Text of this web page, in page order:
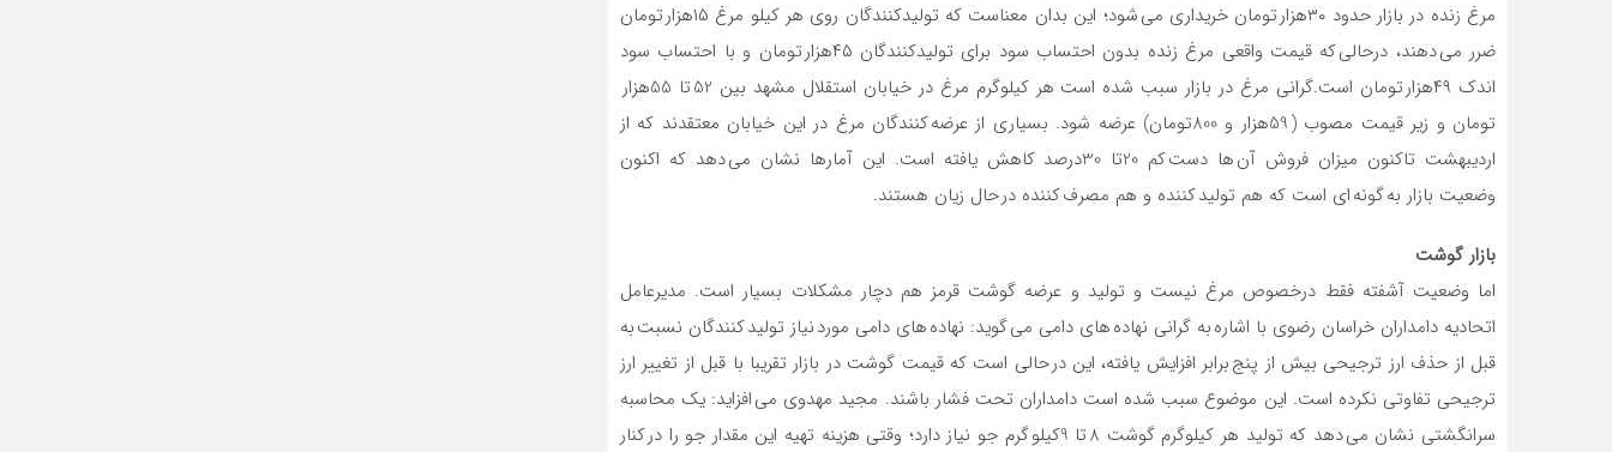
مرغ زنده در بازار حدود ۳۰هزار تومان خریداری می شود؛ این بدان معناست که تولیدکنندگان روی هر کیلو مرغ ۱۵هزار تومان
ضرر می دهند، درحالی که قیمت واقعی مرغ زنده بدون احتساب سود برای تولیدکنندگان ۴۵هزار تومان و با احتساب سود
اندک ۴۹هزار تومان است.گرانی مرغ در بازار سبب شده است هر کیلوگرم مرغ در خیابان استقلال مشهد بین 52 تا 55هزار
تومان و زیر قیمت مصوب ( 59هزار و 800تومان) عرضه شود. بسیاری از عرضه کنندگان مرغ در این خیابان معتقدند که از
اردیبهشت تاکنون میزان فروش آن ها دست کم 20تا 30درصد کاهش یافته است. این آمارها نشان می دهد که اکنون
وضعیت بازار به گونه ای است که هم تولید کننده و هم مصرف کننده در حال زیان هستند.
بازار گوشت
اما وضعیت آشفته فقط درخصوص مرغ نیست و تولید و عرضه گوشت قرمز هم دچار مشکلات بسیار است. مدیرعامل
اتحادیه دامداران خراسان رضوی با اشاره به گرانی نهاده های دامی می گوید: نهاده های دامی مورد نیاز تولید کنندگان نسبت به
قبل از حذف ارز ترجیحی بیش از پنج برابر افزایش یافته، این در حالی است که قیمت گوشت در بازار تقریبا با قبل از تغییر ارز
ترجیحی تفاوتی نکرده است. این موضوع سبب شده است دامداران تحت فشار باشند. مجید مهدوی می افزاید: یک محاسبه
سرانگشتی نشان می دهد که تولید هر کیلوگرم گوشت 8 تا 9کیلو گرم جو نیاز دارد؛ وقتی هزینه تهیه این مقدار جو را در کنار